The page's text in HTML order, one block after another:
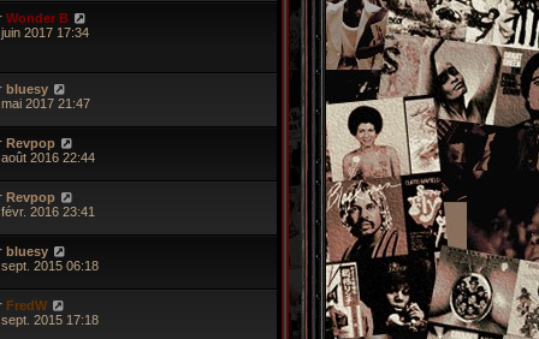
Wonder B
2017 17:34
bluesy
2017 21:47
Revpop
2016 22:44
Revpop
2016 23:41
bluesy
2015 06:18
FredW
2015 17:18